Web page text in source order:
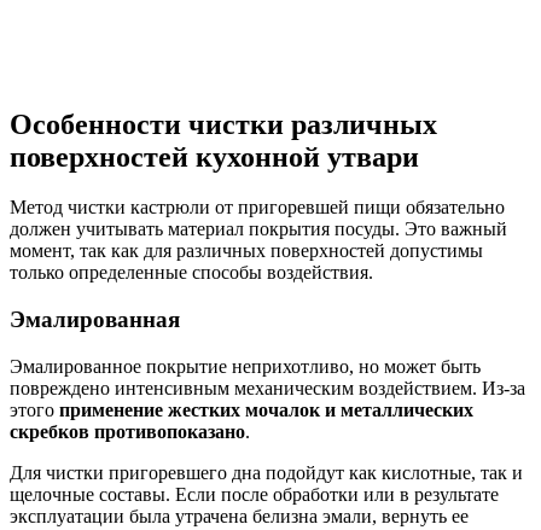
Особенности чистки различных
поверхностей кухонной утвари
Метод чистки кастрюли от пригоревшей пищи обязательно
должен учитывать материал покрытия посуды. Это важный
момент, так как для различных поверхностей допустимы
только определенные способы воздействия.
Эмалированная
Эмалированное покрытие неприхотливо, но может быть
повреждено интенсивным механическим воздействием. Из-за
этого применение жестких мочалок и металлических
скребков противопоказано.
Для чистки пригоревшего дна подойдут как кислотные, так и
щелочные составы. Если после обработки или в результате
эксплуатации была утрачена белизна эмали, вернуть ее